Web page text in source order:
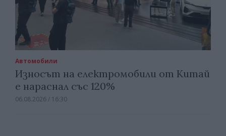
Автомобили
Износът на електромобили от Китай
е нараснал със 120%
06.08.2026 / 16:30